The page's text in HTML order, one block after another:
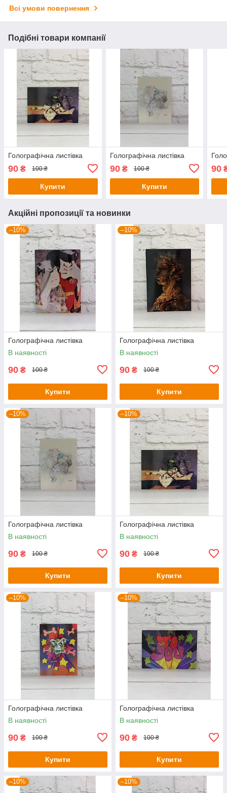
Всі умови повернення
Подібні товари компанії
Голографічна листівка
90 ₴ 100 ₴
Купити
Голографічна листівка
90₴ 100 ₴
Купити
90
Акційні пропозиції та новинки
–10%
Голографічна листівка
В наявності
90 ₴ 100 ₴
Купити
–10%
Голографічна листівка
В наявності
90 ₴ 100 ₴
Купити
–10%
Голографічна листівка
В наявності
90 ₴ 100 ₴
Купити
–10%
Голографічна листівка
В наявності
90 ₴ 100 ₴
Купити
–10%
Голографічна листівка
В наявності
90 ₴ 100 ₴
Купити
–10%
Голографічна листівка
В наявності
90 ₴ 100 ₴
Купити
–10% –10%